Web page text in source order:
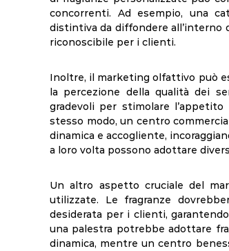
concorrenti. Ad esempio, una
distintiva da diffondere all’interno
riconoscibile per i clienti.
Inoltre, il marketing olfattivo può
la percezione della qualità dei
gradevoli per stimolare
stesso modo, un centro
dinamica e accogliente,
a loro volta possono adottare
Un altro aspetto cruciale del
utilizzate. Le fragranze
desiderata per i clienti,
una palestra potrebbe adottare
dinamica, mentre un centro